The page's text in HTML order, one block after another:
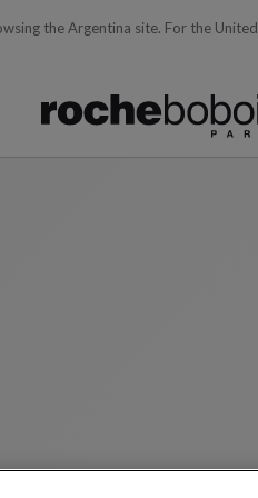
the Argentina site. For the
con lo que está buscando)